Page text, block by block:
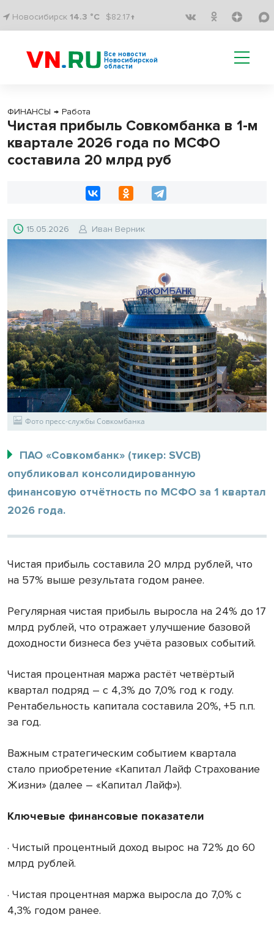
Новосибирск 14.3 °C $82.17↑
Все новости
Новосибирской
области
ФИНАНСЫ → Работа
Чистая прибыль Совкомбанка в 1-м
квартале 2026 года по МСФО
составила 20 млрд руб
15.05.2026 Иван Верник
Фото пресс-службы Совкомбанка
ПАО «Совкомбанк» (тикер: SVCB)
опубликовал консолидированную
финансовую отчётность по МСФО за 1 квартал
2026 года.
Чистая прибыль составила 20 млрд рублей, что
на 57% выше результата годом ранее.
Регулярная чистая прибыль выросла на 24% до 17
млрд рублей, что отражает улучшение базовой
доходности бизнеса без учёта разовых событий.
Чистая процентная маржа растёт четвёртый
квартал подряд – с 4,3% до 7,0% год к году.
Рентабельность капитала составила 20%, +5 п.п.
за год.
Важным стратегическим событием квартала
стало приобретение «Капитал Лайф Страхование
Жизни» (далее – «Капитал Лайф»).
Ключевые финансовые показатели
· Чистый процентный доход вырос на 72% до 60
млрд рублей.
· Чистая процентная маржа выросла до 7,0% с
4,3% годом ранее.